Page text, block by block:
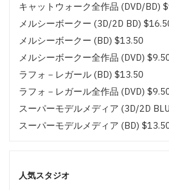
キャットウォーク全作品 (DVD/BD)
メルシーボークー (3D/2D BD)
メルシーボークー (BD) $13.50
メルシーボークー全作品 (DVD)
ラフォ－レガール (BD) $13.50
ラフォ－レガール全作品 (DVD)
スーパーモデルメディア (3D/2D
スーパーモデルメディア (BD)
$16.50
人気スタジオ